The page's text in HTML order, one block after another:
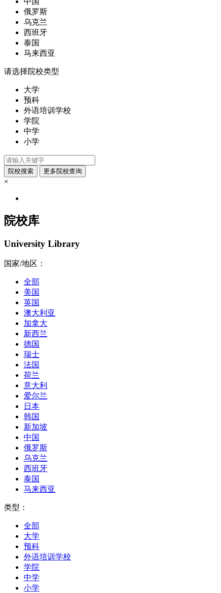
俄罗斯
乌克兰
西班牙
泰国
马来西亚
请选择院校类型
大学
预科
外语培训学校
学院
中学
小学
×
院校库
University Library
国家/地区：
全部
美国
英国
澳大利亚
加拿大
新西兰
德国
瑞士
法国
荷兰
意大利
爱尔兰
日本
韩国
新加坡
中国
俄罗斯
乌克兰
西班牙
泰国
马来西亚
类型：
全部
大学
预科
外语培训学校
学院
中学
小学